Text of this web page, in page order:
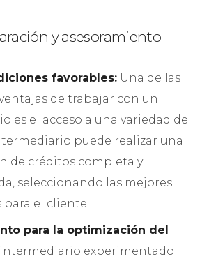
y asesoramiento
favorables: Una de las
de trabajar con un
es el acceso a una variedad de
puede realizar una
de créditos completa y
seleccionando las mejores
el cliente.
para la optimización del
experimentado